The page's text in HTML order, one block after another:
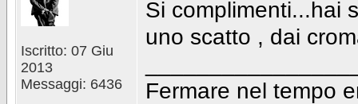
Iscritto: 07 Giu
2013
Messaggi: 6436
Si complimenti...hai
uno scatto , dai
Fermare nel tempo